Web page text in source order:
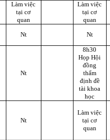
Làm việc
tại cơ
quan
Làm việc
tại cơ
quan
Nt Nt
Nt
8h30
Họp Hội
đồng
thẩm
định đề
tài khoa
học
Nt
Làm việc
tại cơ
quan